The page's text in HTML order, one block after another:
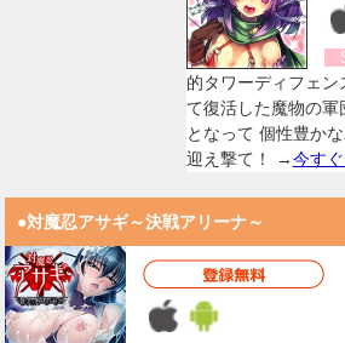
的タワーディフェン
て復活した魔物の
となって 個性豊か
迎え撃て！ →今す
●対魔忍アサギ～決戦アリーナ～